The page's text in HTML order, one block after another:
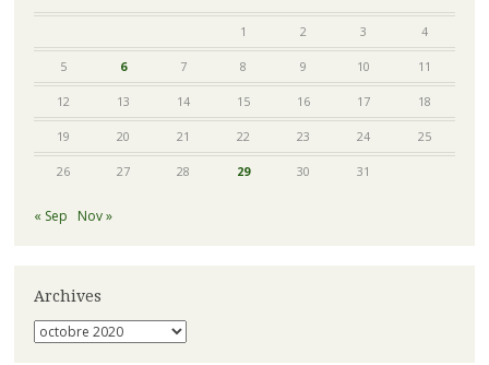
1 2 3 4
5 6 7 8 9 10 11
12 13 14 15 16 17 18
19 20 21 22 23 24 25
26 27 28 29 30 31
« Sep Nov »
Archives
Archives